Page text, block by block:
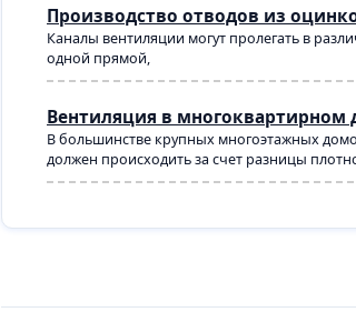
Производство отводов из
Каналы вентиляции могут пролегать в
одной прямой,
Вентиляция в многоквартирном
В большинстве крупных многоэтажных
должен происходить за счет разницы